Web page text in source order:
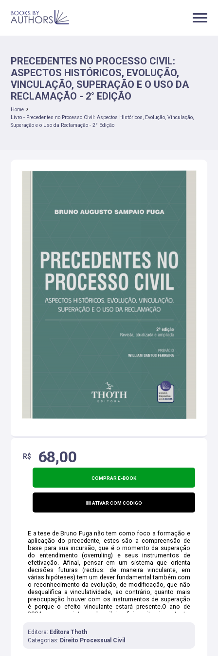
PRECEDENTES NO PROCESSO CIVIL:
ASPECTOS HISTÓRICOS, EVOLUÇÃO,
VINCULAÇÃO, SUPERAÇÃO E O USO DA
RECLAMAÇÃO - 2° EDIÇÃO
Home
Livro - Precedentes no Processo Civil: Aspectos Históricos, Evolução, Vinculação,
Superação e o Uso da Reclamação - 2° Edição
R$ 68,00
COMPRAR E-BOOK
ATIVAR COM CÓDIGO
E a tese de Bruno Fuga não tem como foco a formação e
aplicação do precedente, estes são a compreensão de
base para sua incursão, que é o momento da superação
do entendimento (overruling) e seus instrumentos de
efetivação. Afinal, pensar em um sistema que orienta
decisões futuras (rectius: de maneira vinculante, em
várias hipóteses) tem um dever fundamental também com
o reconhecimento da evolução, de modificação, que não
desqualifica a vinculatividade, ao contrário, quanto mais
preocupação houver com os instrumentos de superação
é porque o efeito vinculante estará presente.O ano de
2004 para o sistema brasileiro foi muito importante,
vinculante que teve um papel decisivo não tanto na
quantidade de súmulas editadas com esta característica
pelo Supremo Tribunal Federal, mas por ser um divisor de
Editora: Editora Thoth
Categorias: Direito Processual Civil